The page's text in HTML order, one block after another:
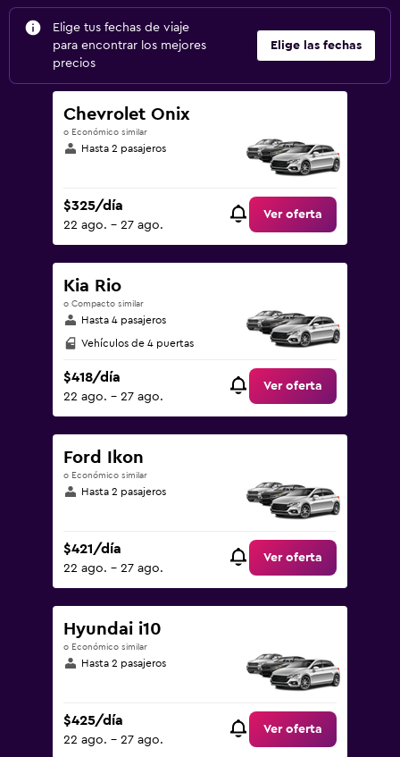
Elige tus fechas de viaje
para encontrar los mejores
precios
Elige las fechas
Chevrolet Onix
o Económico similar
Hasta 2 pasajeros
$325/día
22 ago. - 27 ago.
Ver oferta
Kia Rio
o Compacto similar
Hasta 4 pasajeros
Vehículos de 4 puertas
$418/día
22 ago. - 27 ago.
Ver oferta
Ford Ikon
o Económico similar
Hasta 2 pasajeros
$421/día
22 ago. - 27 ago.
Ver oferta
Hyundai i10
o Económico similar
Hasta 2 pasajeros
$425/día
22 ago. - 27 ago.
Ver oferta